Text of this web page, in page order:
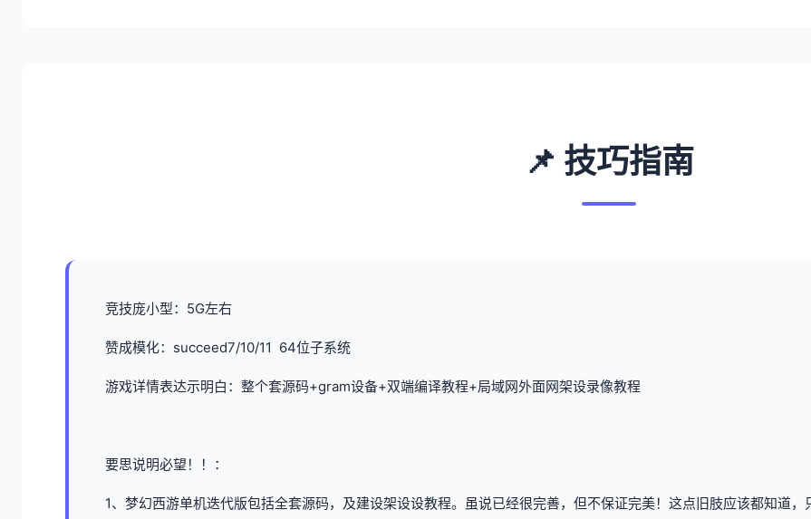
📌 技巧指南
竞技庞小型：5G左右
赞成模化：succeed7/10/11 64位子系统
游戏详情表达示明白：整个套源码+gram设备+双端编译教程+局域网外面网架设录像教程
要思说明必望！！：
1、 梦幻西游单机迭代版包括全套源码，及建设架设设教程。虽说已经很完善，但不保证完美！这点旧肢应该都知道